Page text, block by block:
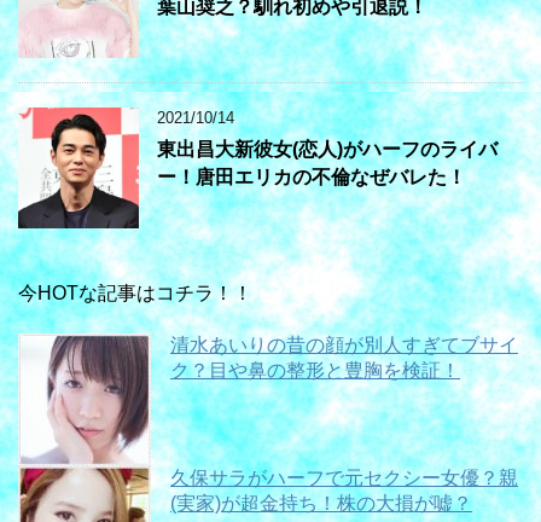
葉山奨之？馴れ初めや引退説！
2021/10/14
東出昌大新彼女(恋人)がハーフのライバ
ー！唐田エリカの不倫なぜバレた！
今HOTな記事はコチラ！！
清水あいりの昔の顔が別人すぎてブサイ
ク？目や鼻の整形と豊胸を検証！
久保サラがハーフで元セクシー女優？親
(実家)が超金持ち！株の大損が嘘？